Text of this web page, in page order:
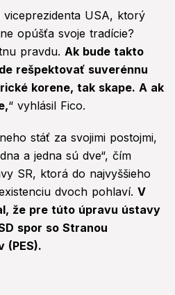
viceprezidenta USA, ktorý
opúšťa svoje tradície?
pravdu. Ak bude takto
rešpektovať suverénnu
korene, tak skape. A ak
“ vyhlásil Fico.
stáť za svojimi postojmi,
a jedna sú dve“, čím
SR, ktorá do najvyššieho
dvoch pohlaví. V
že pre túto úpravu ústavy
spor so Stranou
(PES).